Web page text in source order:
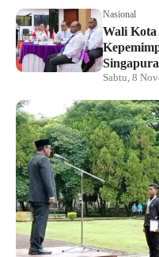
Nasional
Wali
Singapura
Sabtu, 8